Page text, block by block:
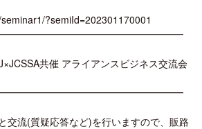
?semiId=202301170001
共催 アライアンスビジネス交流会
交流(質疑応答など)を行いますので、販路